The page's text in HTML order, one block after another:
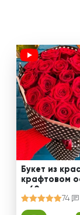
Букет из
крафтовом
и 60 см
74